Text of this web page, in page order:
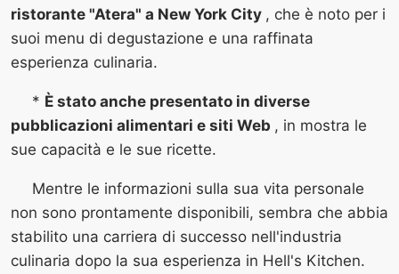
ristorante "Atera" a New York City , che è noto per i
suoi menu di degustazione e una raffinata
esperienza culinaria.
* È stato anche presentato in diverse
pubblicazioni alimentari e siti Web , in mostra le
sue capacità e le sue ricette.
Mentre le informazioni sulla sua vita personale
non sono prontamente disponibili, sembra che abbia
stabilito una carriera di successo nell'industria
culinaria dopo la sua esperienza in Hell's Kitchen.